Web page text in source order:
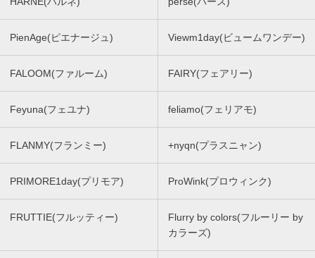
PienAge(ピエナージュ) Viewm1day(ビュームワンデー)
FALOOM(ファルーム) FAIRY(フェアリー)
Feyuna(フェユナ) feliamo(フェリアモ)
FLANMY(フランミー) +nyqn(プラスニャン)
PRIMORE1day(プリモア) ProWink(プロウィンク)
FRUTTIE(フルッティー)
Flurry by colors(フルーリー by
カラーズ)